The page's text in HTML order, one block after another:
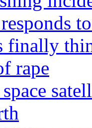
finally
rape